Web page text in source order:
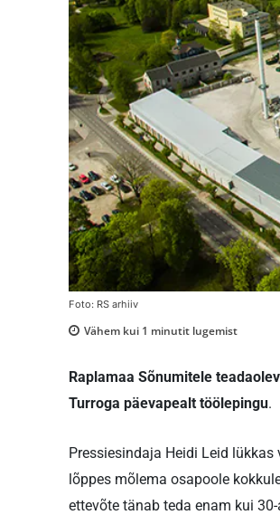
Foto: RS arhiiv
Vähem kui 1 minutit lugemist
Raplamaa Sõnumitele
Turroga päevapealt töölepingu.
Pressiesindaja Heidi Leid
lõppes mõlema osapoole
ettevõte tänab teda enam kui